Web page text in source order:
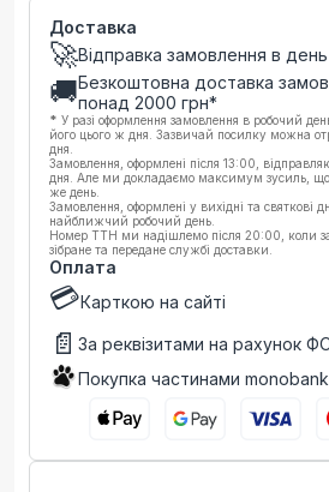
Доставка
🚀Відправка замовлення в
🚚Безкоштовна доставка
понад 2000 грн*
* У разі оформлення замовлення в робочий
його цього ж дня. Зазвичай посилку можна
дня.
Замовлення, оформлені після 13:00,
дня. Але ми докладаємо максимум зусиль,
же день.
Замовлення, оформлені у вихідні та святкові
найближчий робочий день.
Номер ТТН ми надішлемо після 20:00, коли
зібране та передане службі доставки.
Оплата
💳Карткою на сайті
📄 За реквізитами на рахунок
Покупка частинами monobank